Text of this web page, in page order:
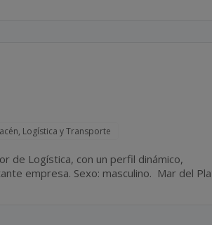
Logística y Transporte
de Logística, con un perfil dinámico,
Mar del Plata.